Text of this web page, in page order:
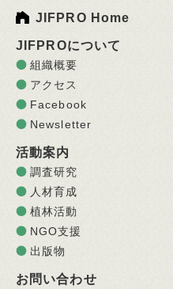
JIFPRO Home
JIFPROについて
組織概要
アクセス
Facebook
Newsletter
活動案内
調査研究
人材育成
植林活動
NGO支援
出版物
お問い合わせ